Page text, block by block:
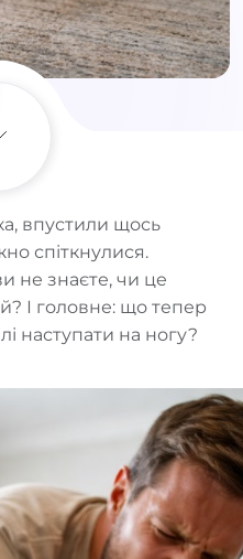
впустили щось
спіткнулися.
не знаєте, чи це
І головне: що тепер
наступати на ногу?